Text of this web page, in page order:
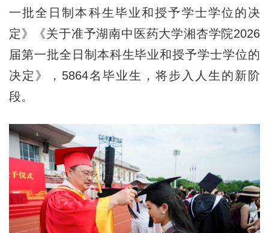
一批全日制本科生毕业和授予学士学位的决
定》《关于准予湖南中医药大学湘杏学院2026
届第一批全日制本科生毕业和授予学士学位的
决定》，5864名毕业生，将步入人生的新阶
段。